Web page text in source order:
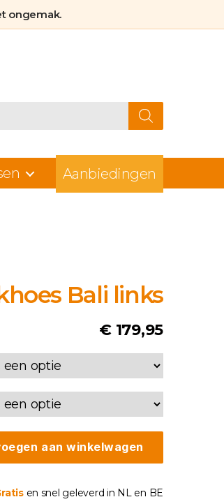
ongemak.
Aanbiedingen
Bali links
€179,95
aan winkelwagen
en snel geleverd in NL en BE